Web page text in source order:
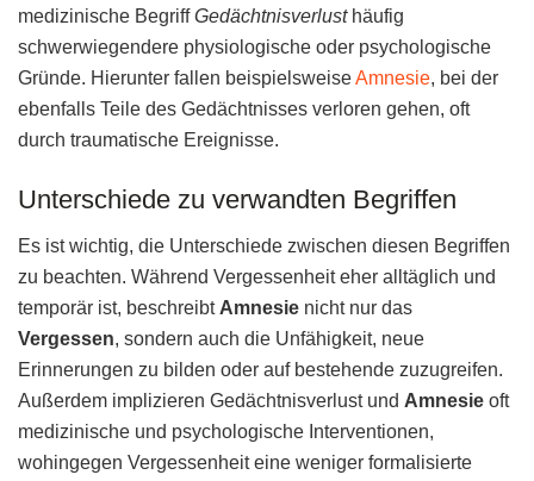
medizinische BegriffGedächtnisverlusthäufig
schwerwiegendere physiologische oder psychologische
Gründe. Hierunter fallen beispielsweiseAmnesie, bei der
ebenfalls Teile des Gedächtnisses verloren gehen, oft
durch traumatische Ereignisse.
Unterschiede zu verwandten Begriffen
Es ist wichtig, die Unterschiede zwischen diesen Begriffen
zu beachten. Während Vergessenheit eher alltäglich und
temporär ist, beschreibt Amnesie nicht nur das
Vergessen, sondern auch die Unfähigkeit, neue
Erinnerungen zu bilden oder auf bestehende zuzugreifen.
Außerdem implizieren Gedächtnisverlust und Amnesie oft
medizinische und psychologische Interventionen,
wohingegen Vergessenheit eine weniger formalisierte